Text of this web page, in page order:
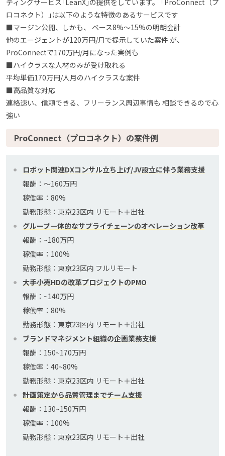
ティングサービス｢LeanX｣の提供をしています。 ｢ProConnect（プ
ロコネクト）｣は以下のような特徴のあるサービスです
■マージン公開、しかも、 ベース8%〜15%の明朗会計
他のエージェントが120万円/月で提示していた案件 が、
ProConnectで170万円/月になった実例も
■ハイクラスな人材のみが受け取れる
平均単価170万円/人月のハイクラスな案件
■高品質な対応
連絡速い、信頼できる、フリーランス周辺事情も 相談できるので心
強い
ProConnect（プロコネクト）の案件例
ロボット関連DXコンサル立ち上げ/JV設立に伴う業務支援
報酬：〜160万円
稼働率：80%
勤務形態：東京23区内 リモート＋出社
グループ一体的なサプライチェーンのオペレーション改革
報酬：~180万円
稼働率：100%
勤務形態：東京23区内 フルリモート
大手小売HDの改革プロジェクトのPMO
報酬：~140万円
稼働率：80%
勤務形態：東京23区内 リモート＋出社
ブランドマネジメント組織の企画業務支援
報酬：150~170万円
稼働率：40~80%
勤務形態：東京23区内 リモート＋出社
計画策定から品質管理までチーム支援
報酬：130~150万円
稼働率：100%
勤務形態：東京23区内 リモート＋出社